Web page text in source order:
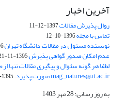
آخرین اخبار
روال پذیرش مقالات1397-12-11
تماس با مجله1396-10-12
نویسنده مسئول در مقالات دانشگاه تهران
عدم امکان صدور گواهی پذیرش1395-11-21
لطفا هر گونه سئوال و پیگیری مقالات تنها
mag_natures@ut.ac.ir صورت پذیرد. 1395-05-27
به روز رسانی: 28 مهر 1403